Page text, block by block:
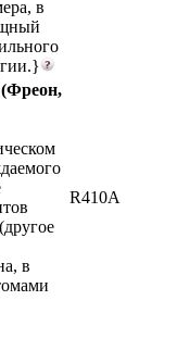
в
(Фреон,
(другое
в
R410A